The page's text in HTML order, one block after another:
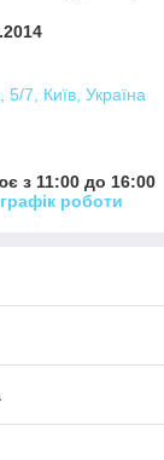
5/7, Київ, Україна
з 11:00 до 16:00
роботи